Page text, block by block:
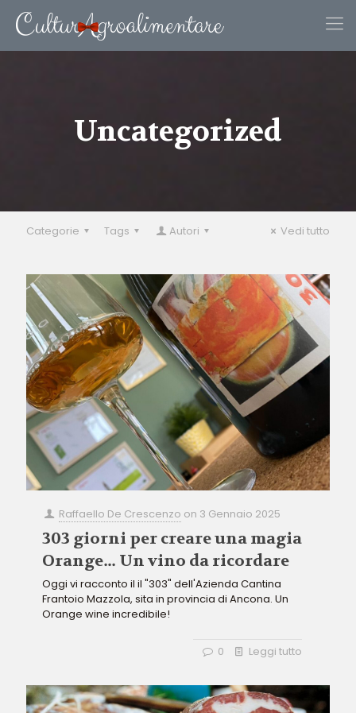
Uncategorized
Categorie Tags Autori Vedi tutto
Raffaello De Crescenzo on 3 Gennaio 2025
303 giorni per creare una magia
Orange… Un vino da ricordare
Oggi vi racconto il il "303" dell'Azienda Cantina
Frantoio Mazzola, sita in provincia di Ancona. Un
Orange wine incredibile!
0 Leggi tutto